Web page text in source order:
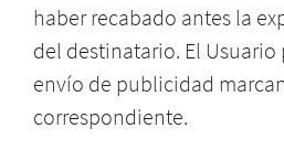
haber recabado antes la
del destinatario. El
envío de publicidad
correspondiente.